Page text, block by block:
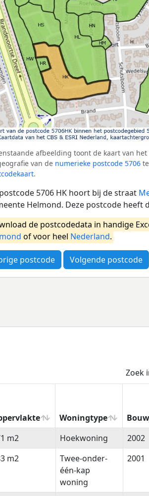
afbeelding toont de kaart van
van de numerieke postcode 5706
.
5706 HK hoort bij de straat
Helmond. Deze postcode heeft
de postcodedata in handige
of voor heel Nederland.
postcode Volgende postcode
Zoek
Woningtype
Woningtype
m2 Hoekwoning 2002
m2
Twee-onder-
één-kap
woning
2001